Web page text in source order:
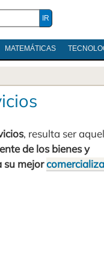
MATEMÁTICAS
, resulta ser
de los bienes y
su mejor